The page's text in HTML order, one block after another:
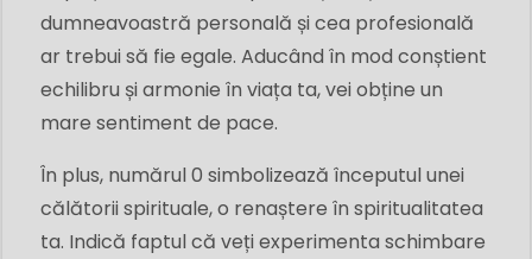
dumneavoastră personală și cea profesională
ar trebui să fie egale. Aducând în mod conștient
echilibru și armonie în viața ta, vei obține un
mare sentiment de pace.
În plus, numărul 0 simbolizează începutul unei
călătorii spirituale, o renaștere în spiritualitatea
ta. Indică faptul că veți experimenta schimbare